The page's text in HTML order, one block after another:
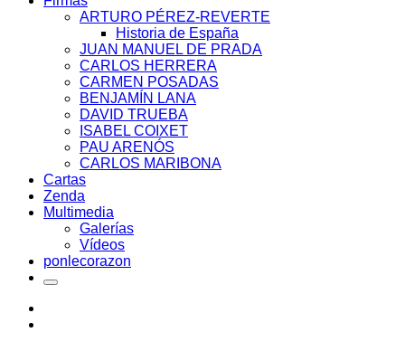
ARTURO PÉREZ-REVERTE
Historia de España
JUAN MANUEL DE PRADA
CARLOS HERRERA
CARMEN POSADAS
BENJAMÍN LANA
DAVID TRUEBA
ISABEL COIXET
PAU ARENÓS
CARLOS MARIBONA
Cartas
Zenda
Multimedia
Galerías
Vídeos
ponlecorazon